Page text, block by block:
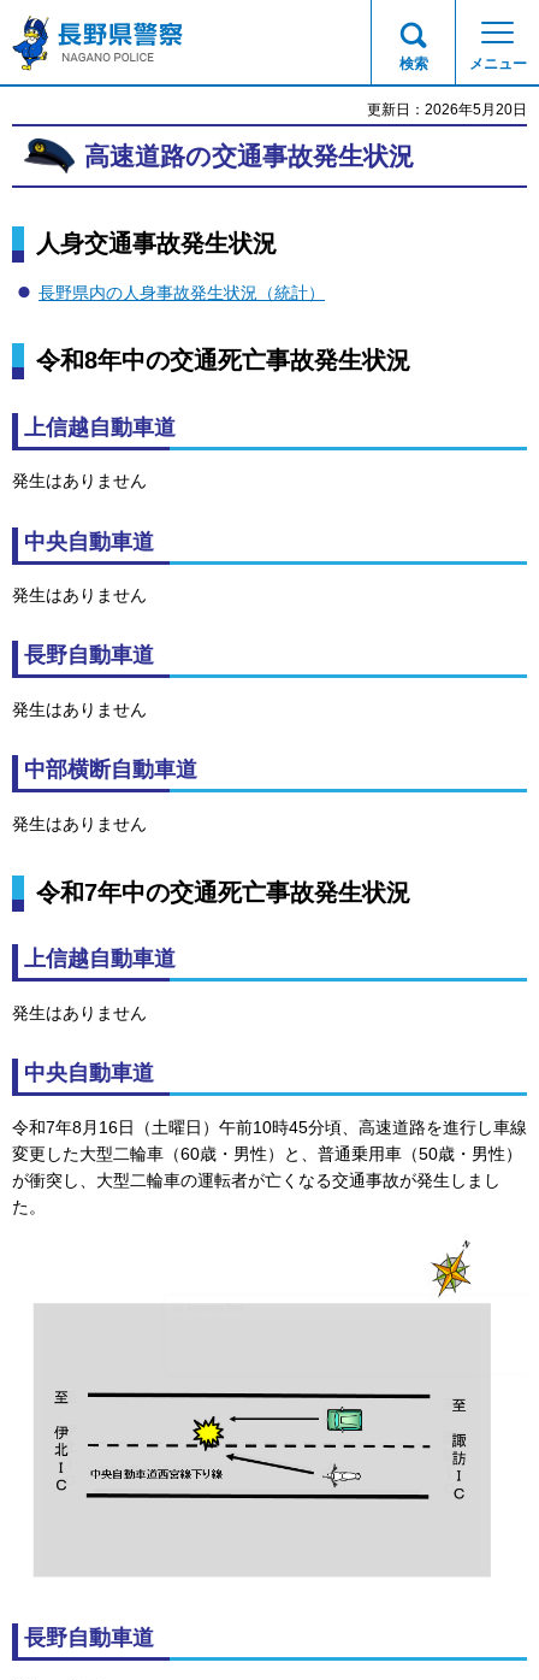
長野県警察
検索 メニュー
更新日：2026年5月20日
高速道路の交通事故発生状況
人身交通事故発生状況
長野県内の人身事故発生状況（統計）
令和8年中の交通死亡事故発生状況
上信越自動車道
発生はありません
中央自動車道
発生はありません
長野自動車道
発生はありません
中部横断自動車道
発生はありません
令和7年中の交通死亡事故発生状況
上信越自動車道
発生はありません
中央自動車道
令和7年8月16日（土曜日）午前10時45分頃、高速道路を進行し車線
変更した大型二輪車（60歳・男性）と、普通乗用車（50歳・男性）
が衝突し、大型二輪車の運転者が亡くなる交通事故が発生しまし
た。
長野自動車道